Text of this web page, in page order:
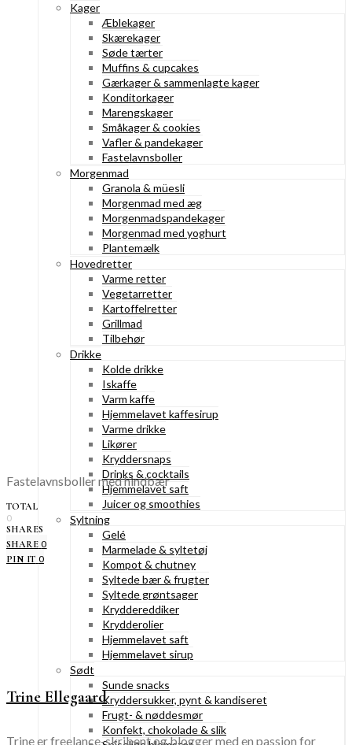
Kager
Æblekager
Skærekager
Søde tærter
Muffins & cupcakes
Gærkager & sammenlagte kager
Konditorkager
Marengskager
Småkager & cookies
Vafler & pandekager
Fastelavnsboller
Morgenmad
Granola & müesli
Morgenmad med æg
Morgenmadspandekager
Morgenmad med yoghurt
Plantemælk
Hovedretter
Varme retter
Vegetarretter
Kartoffelretter
Grillmad
Tilbehør
Drikke
Kolde drikke
Iskaffe
Varm kaffe
Hjemmelavet kaffesirup
Varme drikke
Likører
Kryddersnaps
Drinks & cocktails
Hjemmelavet saft
Juicer og smoothies
Syltning
Gelé
Marmelade & syltetøj
Kompot & chutney
Syltede bær & frugter
Syltede grøntsager
Kryddereddiker
Krydderolier
Hjemmelavet saft
Hjemmelavet sirup
Sødt
Sunde snacks
Kryddersukker, pynt & kandiseret
Frugt- & nøddesmør
Konfekt, chokolade & slik
Fastelavnsboller med hindbær
TOTAL
0
SHARES
SHARE 0
PIN IT 0
Trine Ellegaard
Trine er freelance-skribent og blogger med en passion for